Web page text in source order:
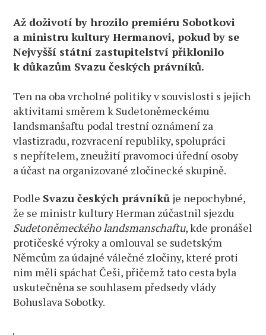
Až doživotí by hrozilo premiéru Sobotkovi
a ministru kultury Hermanovi, pokud by se
Nejvyšší státní zastupitelství přiklonilo
k důkazům Svazu českých právníků.
Ten na oba vrcholné politiky v souvislosti s jejich
aktivitami směrem k Sudetoněmeckému
landsmanšaftu podal trestní oznámení za
vlastizradu, rozvracení republiky, spolupráci
s nepřítelem, zneužití pravomoci úřední osoby
a účast na organizované zločinecké skupině.
Podle Svazu českých právníků je nepochybné,
že se ministr kultury Herman zúčastnil sjezdu
Sudetoněmeckého landsmanschaftu, kde pronášel
protičeské výroky a omlouval se sudetským
Němcům za údajné válečné zločiny, které proti
nim měli spáchat Češi, přičemž tato cesta byla
uskutečněna se souhlasem předsedy vlády
Bohuslava Sobotky.